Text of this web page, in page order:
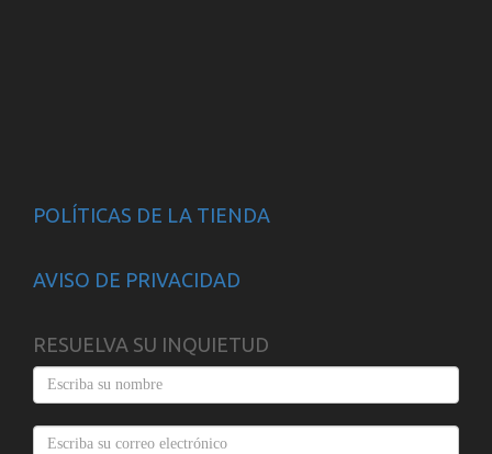
POLÍTICAS DE LA TIENDA
AVISO DE PRIVACIDAD
RESUELVA SU INQUIETUD